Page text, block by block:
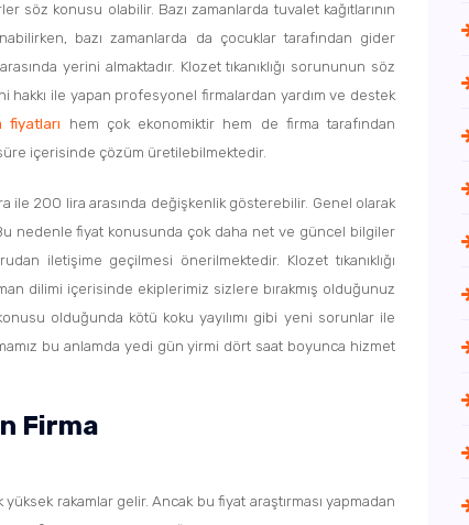
söz konusu olabilir. Bazı zamanlarda tuvalet kağıtlarının
bazı zamanlarda da çocuklar tarafından gider
yerini almaktadır. Klozet tıkanıklığı sorununun söz
hakkı ile yapan profesyonel firmalardan yardım ve destek
fiyatları hem çok ekonomiktir hem de firma tarafından
içerisinde çözüm üretilebilmektedir.
ile 200 lira arasında değişkenlik gösterebilir. Genel olarak
Bu nedenle fiyat konusunda çok daha net ve güncel bilgiler
iletişime geçilmesi önerilmektedir. Klozet tıkanıklığı
dilimi içerisinde ekiplerimiz sizlere bırakmış olduğunuz
olduğunda kötü koku yayılımı gibi yeni sorunlar ile
bu anlamda yedi gün yirmi dört saat boyunca hizmet
Firma
rakamlar gelir. Ancak bu fiyat araştırması yapmadan